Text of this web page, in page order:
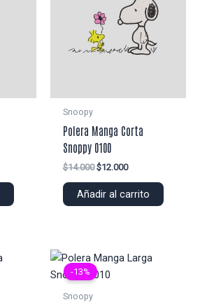
Snoopy
Polera Manga Corta
Snoppy 0100
$14.000 El
original
$12.000El
actual
Añadir al carrito
-13%
Snoopy